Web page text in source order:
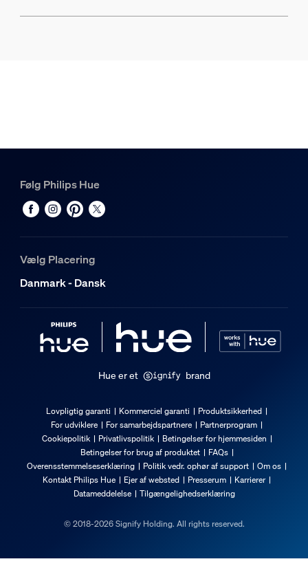
Følg Philips Hue
Vælg Placering
Danmark - Dansk
Hue er et brand
Lovpligtig garanti Kommerciel garanti
Produktsikkerhed
For udviklere
For samarbejdspartnere
Partnerprogram
Cookiepolitik
Privatlivspolitik
Betingelser for hjemmesiden
Betingelser for brug af produktet
FAQs
Overensstemmelseserklæring
Politik vedr. ophør af support
Om os
Kontakt Philips Hue
Ejer af websted Presserum
Karrierer
Datameddelelse
Tilgængelighedserklæring
© 2018-2026 Signify Holding. All rights reserved.